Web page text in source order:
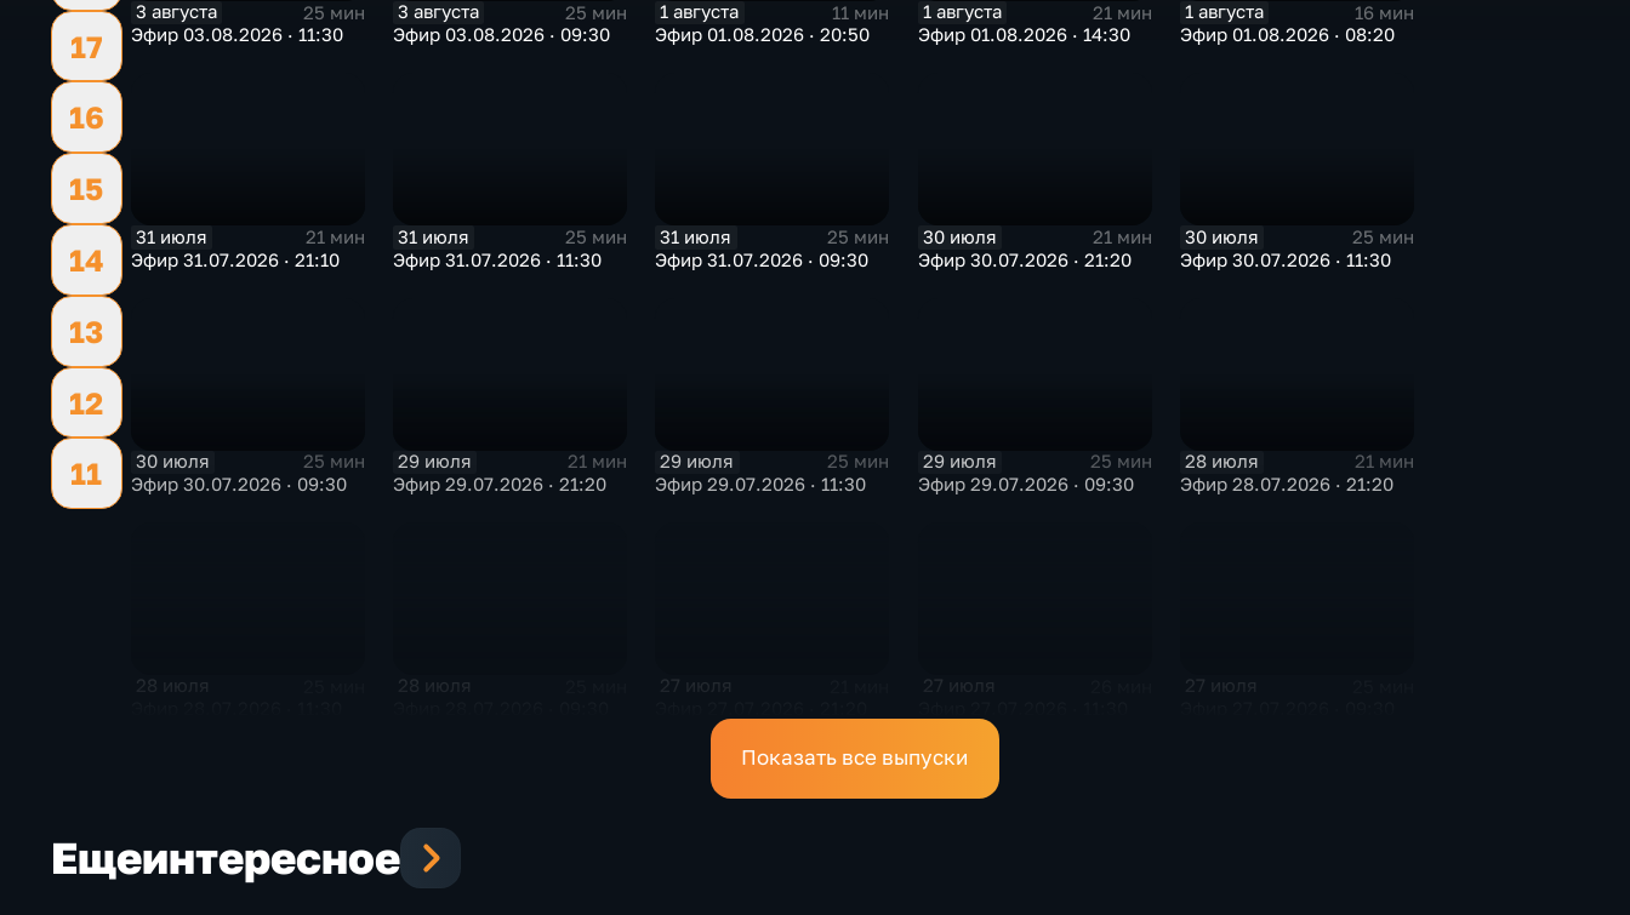
17
16
15
14
13
12
11
3 августа
25 мин
Эфир 03.08.2026 · 11:30
3 августа
25 мин
Эфир 03.08.2026 · 09:30
1 августа
11 мин
Эфир 01.08.2026 · 20:50
1 августа
21 мин
Эфир 01.08.2026 · 14:30
1 августа
16 мин
Эфир 01.08.2026 · 08:20
31 июля
21 мин
Эфир 31.07.2026 · 21:10
31 июля
25 мин
Эфир 31.07.2026 · 11:30
31 июля
25 мин
Эфир 31.07.2026 · 09:30
30 июля
21 мин
Эфир 30.07.2026 · 21:20
30 июля
25 мин
Эфир 30.07.2026 · 11:30
30 июля
25 мин
Эфир 30.07.2026 · 09:30
29 июля
21 мин
Эфир 29.07.2026 · 21:20
29 июля
25 мин
Эфир 29.07.2026 · 11:30
29 июля
25 мин
Эфир 29.07.2026 · 09:30
28 июля
21 мин
Эфир 28.07.2026 · 21:20
28 июля 28 июля 27 июля 27 июля 27 июля
Показать все выпуски
Ещеинтересное